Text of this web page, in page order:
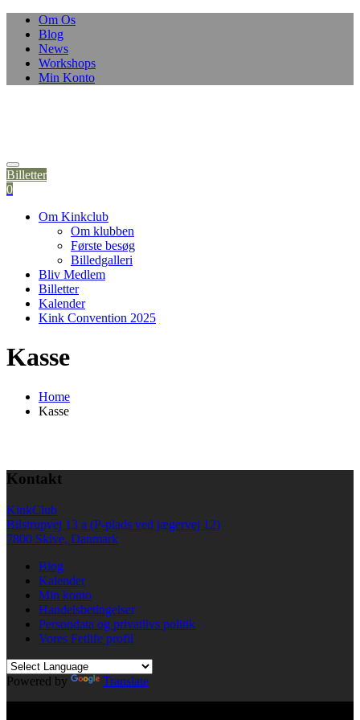
Skip
content
Om Os
Blog
News
Workshops
Min Konto
Billetter
0
Om Kinkclub
Om klubben
Første besøg
Billedgalleri
Bliv Medlem
Billetter
Kalender
Kink Convention 2025
Kasse
Home
Kasse
Kontakt
KinkClub
Bilstrupvej 13 a (P-plads ved jægervej 12)
7800 Skive, Danmark
Blog
Kalender
Min konto
Handelsbetingelser
Persondata og privatlivs politik
Vores Fetlife profil
Powered by
Translate